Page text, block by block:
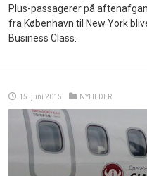
Plus-passagerer på
fra København til New York
Business Class.
15. juni 2015 NYHEDER